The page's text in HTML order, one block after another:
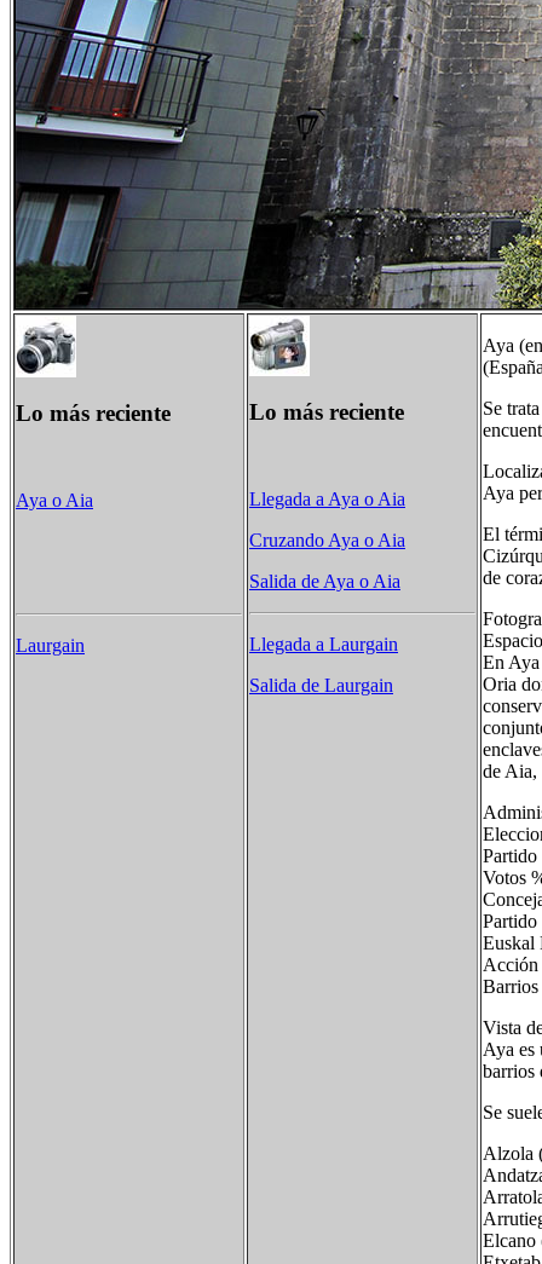
Lo más reciente
Aya o Aia
Laurgain
Lo más reciente
Llegada a Aya o Aia
Cruzando Aya o Aia
Salida de Aya o Aia
Llegada a Laurgain
Salida de Laurgain
Aya
Se
Aya
El
de
En
Oria
de Aia,
Barrios
Vista
Aya es
barrios
Se
Alzola
Elcano